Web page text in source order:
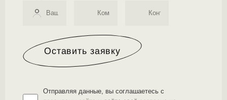
Отправляя данные, вы соглашаетесь с
Оставить заявку